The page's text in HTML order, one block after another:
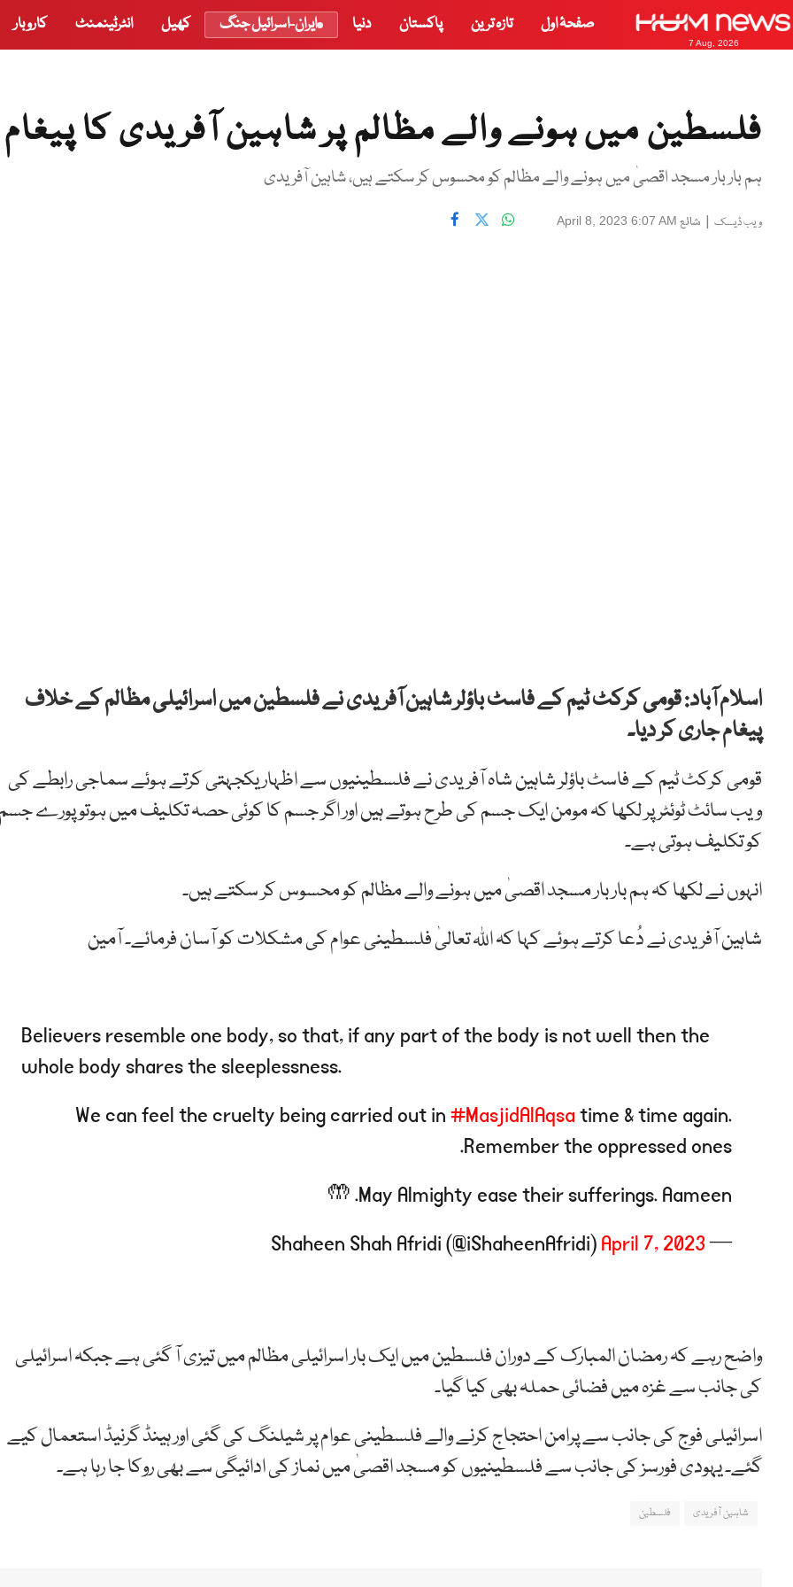
7 Aug, 2026
صفحۂ اول تازہ ترین پاکستان دنیا ایران-اسرائیل جنگ کھیل انٹرٹینمنٹ کاروبار
فلسطین میں ہونے والے مظالم پر شاہین آفریدی کا پیغام
ہم بار بار مسجد اقصیٰ میں ہونے والے مظالم کو محسوس کر سکتے ہیں، شاہین آفریدی
ویب ڈیسک | شائع April 8, 2023 6:07 AM
اسلام آباد: قومی کرکٹ ٹیم کے فاسٹ باؤلر شاہین آفریدی نے فلسطین میں اسرائیلی مظالم کے خلاف
پیغام جاری کر دیا۔
قومی کرکٹ ٹیم کے فاسٹ باؤلر شاہین شاہ آفریدی نے فلسطینیوں سے اظہار یکجہتی کرتے ہوئے سماجی رابطے کی
ویب سائٹ ٹوئٹر پر لکھا کہ مومن ایک جسم کی طرح ہوتے ہیں اور اگر جسم کا کوئی حصہ تکلیف میں ہوتو پورے
کو تکلیف ہوتی ہے۔
انہوں نے لکھا کہ ہم بار بار مسجد اقصیٰ میں ہونے والے مظالم کو محسوس کر سکتے ہیں۔
شاہین آفریدی نے دُعا کرتے ہوئے کہا کہ اللہ تعالیٰ فلسطینی عوام کی مشکلات کو آسان فرمائے۔ آمین
Believers resemble one body, so that, if any part of the body is not well then the
whole body shares the sleeplessness.
We can feel the cruelty being carried out in#MasjidAlAqsatime & time again.
Remember the oppressed ones.
May Almighty ease their sufferings. Aameen. 🤲
— Shaheen Shah Afridi (@iShaheenAfridi)
April 7, 2023
واضح رہے کہ رمضان المبارک کے دوران فلسطین میں ایک بار اسرائیلی مظالم میں تیزی آ گئی ہے جبکہ اسرائیلی
کی جانب سے غزہ میں فضائی حملہ بھی کیا گیا۔
اسرائیلی فوج کی جانب سے پرامن احتجاج کرنے والے فلسطینی عوام پر شیلنگ کی گئی اور ہینڈ گرنیڈ استعمال کیے
گئے۔ یہودی فورسز کی جانب سے فلسطینیوں کو مسجد اقصیٰ میں نماز کی ادائیگی سے بھی روکا جا رہا ہے۔
شاہین آفریدی فلسطین